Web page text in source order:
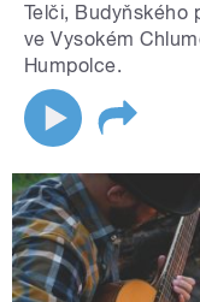
Telči, Budyňského
ve Vysokém
Humpolce.